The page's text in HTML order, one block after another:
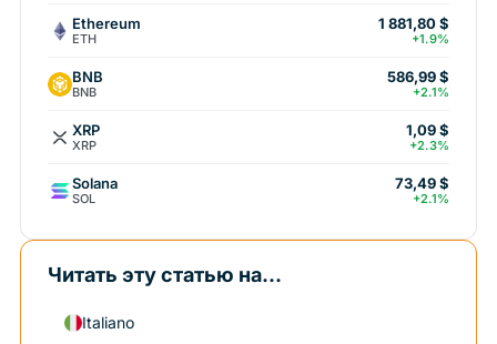
Ethereum
ETH
1 881,80 $
+1.9%
BNB
BNB
586,99 $
+2.1%
XRP
XRP
1,09 $
+2.3%
Solana
SOL
73,49 $
+2.1%
Читать эту статью на...
Italiano